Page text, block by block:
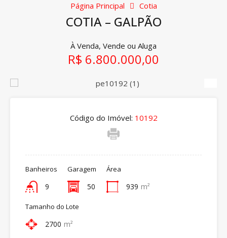
Página Principal Cotia
COTIA – GALPÃO
À Venda, Vende ou Aluga
R$ 6.800.000,00
Código do Imóvel: 10192
Banheiros
9
Garagem
50
Área
939 m²
Tamanho do Lote
2700 m²